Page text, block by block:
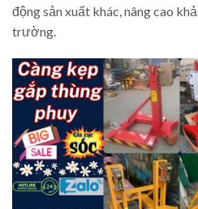
động sản xuất khác, nâng cao
trường.